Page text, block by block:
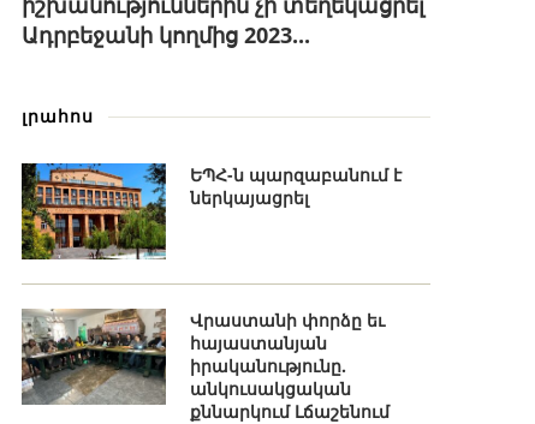
Ադրբեջանի կողմից 2023...
լրահոս
ԵՊՀ-ն պարզաբանում է
ներկայացրել
Վրաստանի փորձը եւ
հայաստանյան
իրականությունը.
անկուսակցական
քննարկում Լճաշենում